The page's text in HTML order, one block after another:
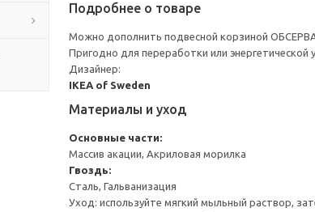
Подробнее о товаре
Можно дополнить подвесной корзиной
Пригодно для переработки или
Дизайнер:
IKEA of Sweden
Материалы и уход
Основные части:
Массив акации, Акриловая морилка
Гвоздь:
Сталь, Гальванизация
Уход: используйте мягкий мыльный раствор,